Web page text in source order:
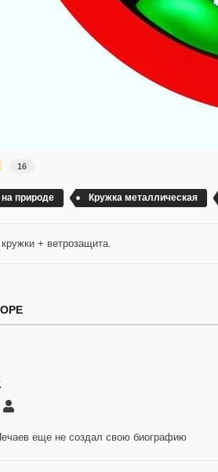
16
природе Кружка металлическая
+ ветрозащита.
serg12
еще не создал свою биографию